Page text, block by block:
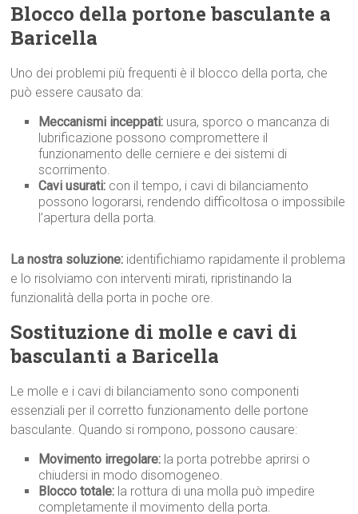
Blocco della portone basculante a
Baricella
Uno dei problemi più frequenti è il blocco della porta, che
può essere causato da:
Meccanismi inceppati: usura, sporco o mancanza di
lubrificazione possono compromettere il
funzionamento delle cerniere e dei sistemi di
scorrimento.
Cavi usurati: con il tempo, i cavi di bilanciamento
possono logorarsi, rendendo difficoltosa o impossibile
l’apertura della porta.
La nostra soluzione: identifichiamo rapidamente il problema
e lo risolviamo con interventi mirati, ripristinando la
funzionalità della porta in poche ore.
Sostituzione di molle e cavi di
basculanti a Baricella
Le molle e i cavi di bilanciamento sono componenti
essenziali per il corretto funzionamento delle portone
basculante. Quando si rompono, possono causare:
Movimento irregolare: la porta potrebbe aprirsi o
chiudersi in modo disomogeneo.
Blocco totale: la rottura di una molla può impedire
completamente il movimento della porta.